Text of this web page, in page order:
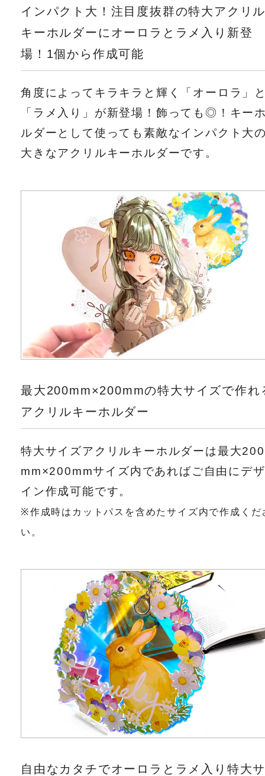
インパクト大！注目度抜群の特大アクリ
キーホルダーにオーロラとラメ入り新登
場！1個から作成可能
角度によってキラキラと輝く「オーロラ」
「ラメ入り」が新登場！飾っても◎！キー
ルダーとして使っても素敵なインパクト大
大きなアクリルキーホルダーです。
最大200mm×200mmの特大サイズで作れ
アクリルキーホルダー
特大サイズアクリルキーホルダーは最大200
mm×200mmサイズ内であればご自由にデザ
イン作成可能です。
※作成時はカットパスを含めたサイズ内で作成くだ
い。
自由なカタチでオーロラとラメ入り特大